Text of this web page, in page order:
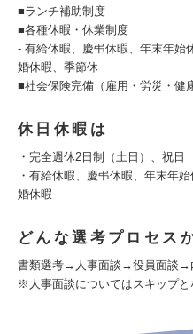
■ランチ補助制度
■各種休暇・休業制度
- 有給休暇、慶弔休暇、年末年始
婚休暇、季節休
■社会保険完備（雇用・労災・健
休日休暇は
・完全週休2日制（土日）、祝日
・有給休暇、慶弔休暇、年末年
婚休暇
どんな選考プロセス
書類選考→人事面談→役員面談→
※人事面談についてはスキップと